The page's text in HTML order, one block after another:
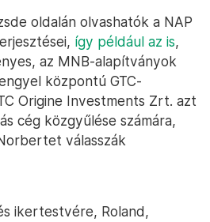
oldalán olvashatók a NAP
így például az is,
az MNB-alapítványok
központú GTC-
Origine Investments Zrt. azt
cég közgyűlése számára,
válasszák
ikertestvére, Roland,